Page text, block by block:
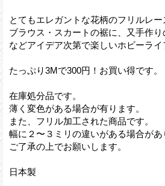
とてもエレガントな花柄のフリルレー
ブラウス・スカートの裾に、又手作
などアイデア次第で楽しいホビーライ
たっぷり3Mで300円！お買い得です。
在庫処分品です。
薄く変色がある場合が有ります。
また、フリル加工された商品です。
幅に２〜３ミリの違いがある場合があ
ご了承の上でお願いします。
日本製